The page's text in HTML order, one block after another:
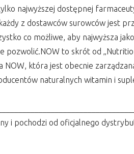
najwyższej dostępnej
z dostawców surowców jest
co możliwe, aby najwyższa
pozwolić.NOW to skrót od
NOW, która jest obecnie
naturalnych witamin i
i pochodzi od oficjalnego